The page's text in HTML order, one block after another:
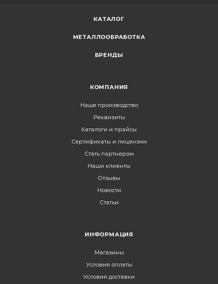
КАТАЛОГ
МЕТАЛЛООБРАБОТКА
БРЕНДЫ
КОМПАНИЯ
Наше производство
Реквизиты
Каталоги и прайсы
Сертификаты и лицензии
Стать партнером
Наши клиенты
Отзывы
Новости
Статьи
ИНФОРМАЦИЯ
Магазины
Условия оплаты
Условия доставки